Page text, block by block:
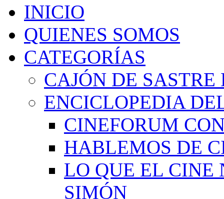
INICIO
QUIENES SOMOS
CATEGORÍAS
CAJÓN DE
ENCICLOPEDIA
CINEFORUM
HABLEMOS DE
LO QUE EL CINE
SIMÓN